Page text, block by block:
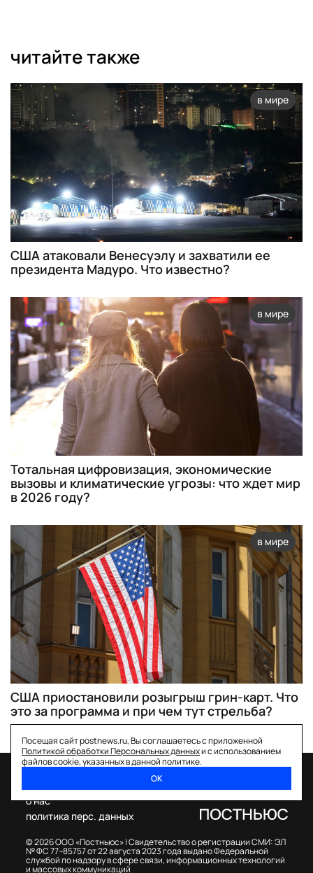
читайте также
в мире
США атаковали Венесуэлу и захватили ее
президента Мадуро. Что известно?
в мире
Тотальная цифровизация, экономические
вызовы и климатические угрозы: что ждет мир
в 2026 году?
в мире
США приостановили розыгрыш грин-карт. Что
это за программа и при чем тут стрельба?
Посещая сайт postnews.ru, Вы соглашаетесь с приложенной
Политикой обработки Персональных данныхи с использованием
файлов cookie, указанных в данной политике.
ОК
© 2026 ООО «Постньюс» |Свидетельство о регистрации СМИ: ЭЛ
№ ФС 77–85757 от 22 августа 2023 года выдано Федеральной
службой по надзору в сфере связи, информационных технологий
и массовых коммуникаций
о нас
политика перс. данных